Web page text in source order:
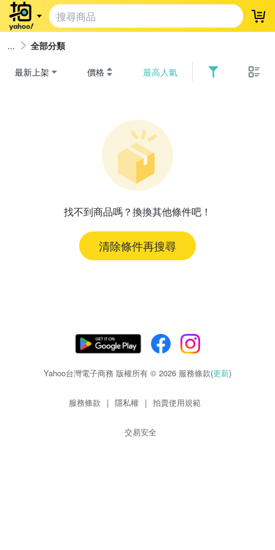
登
全部分類
最新上架 價格 最高人氣
找不到商品嗎？換換其他條件吧！
清除條件再搜尋
Yahoo台灣電子商務 版權所有 © 2026 服務條款(更新)
服務條款 | 隱私權 | 拍賣使用規範
交易安全